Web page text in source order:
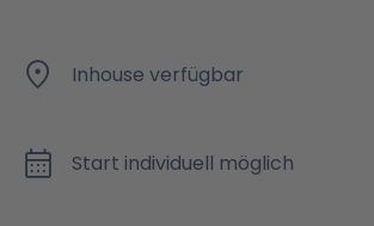
Inhouse verfügbar
Start individuell möglich